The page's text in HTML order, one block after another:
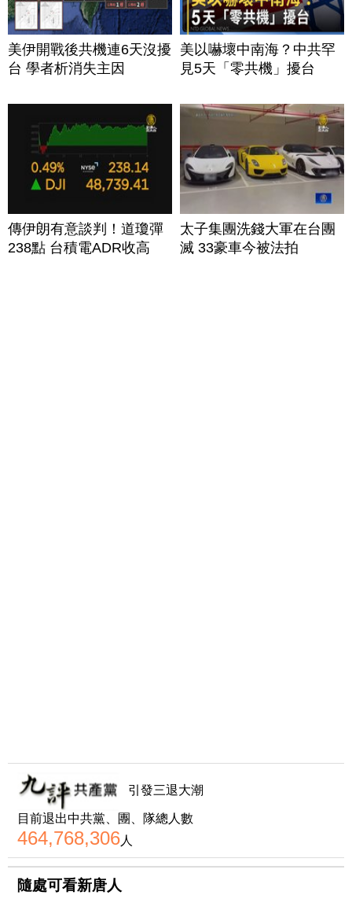
美伊開戰後共機連6天沒擾
台 學者析消失主因
美以嚇壞中南海？中共罕
見5天「零共機」擾台
傳伊朗有意談判！道瓊彈
238點 台積電ADR收高
太子集團洗錢大軍在台團
滅 33豪車今被法拍
引發三退大潮
目前退出中共黨、團、隊總人數
464,768,306人
隨處可看新唐人